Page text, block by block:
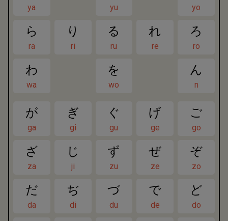
ya yu yo
ら
ra
り
ri
る
ru
れ
re
ろ
ro
わ
wa
を
wo
ん
n
が
ga
ぎ
gi
ぐ
gu
げ
ge
ご
go
ざ
za
じ
ji
ず
zu
ぜ
ze
ぞ
zo
だ
da
ぢ
di
づ
du
で
de
ど
do